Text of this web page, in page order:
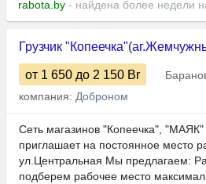
rabota.by - найдена более недели
Грузчик
от 1 650 до 2 150 Br
компания: Доброном
Сеть магазинов "Копеечка",
приглашает на постоянное место
ул.Центральная Мы предлагаем:
подберем рабочее место